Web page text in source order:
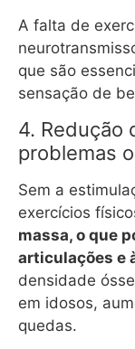
A falta de
que são
sensação de
4. Redução
problemas
Sem a
exercícios
massa, o que
articulações e
densidade
em idosos,
quedas.